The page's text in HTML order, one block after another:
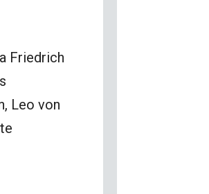
Friedrich
Leo von